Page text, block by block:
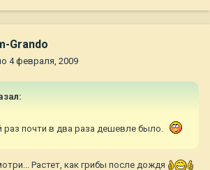
Grando
4 февраля, 2009
почти в два раза дешевле было.
Растет, как грибы после дождя